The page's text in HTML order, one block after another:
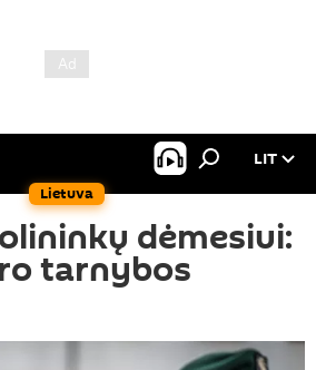
Lietuva
LIT
dėmesiui:
tarnybos